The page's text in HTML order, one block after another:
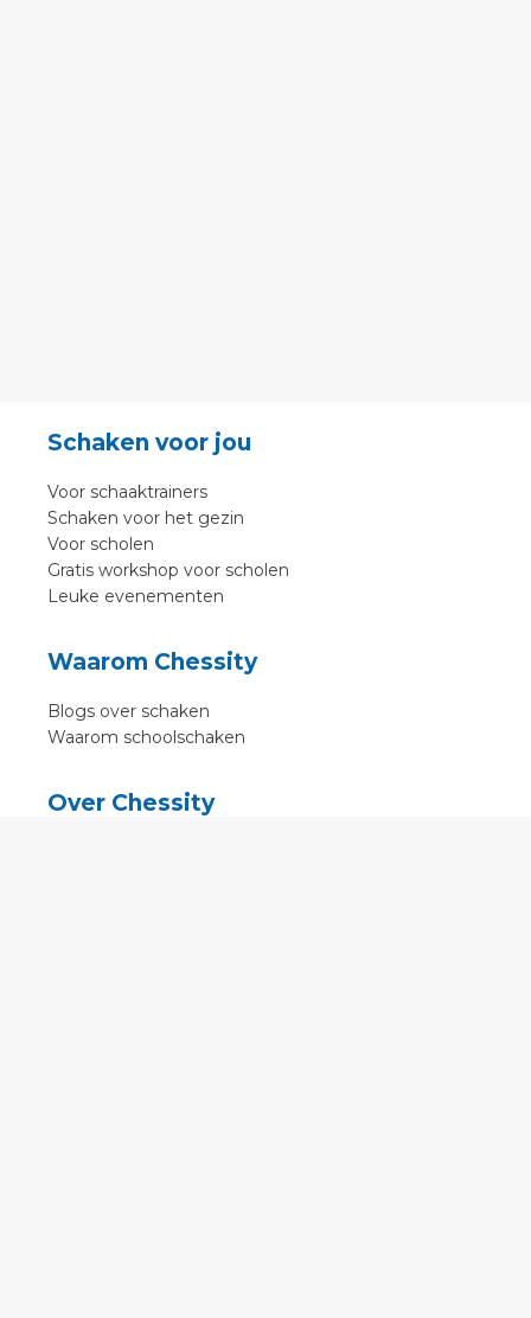
Schaken voor jou
Voor schaaktrainers
Schaken voor het gezin
Voor scholen
Gratis workshop voor scholen
Leuke evenementen
Waarom Chessity
Blogs over schaken
Waarom schoolschaken
Over Chessity